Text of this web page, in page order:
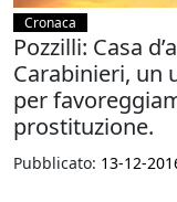
Cronaca
Pozzilli: Casa
Carabinieri, un
per
prostituzione.
Pubblicato: 13-12-